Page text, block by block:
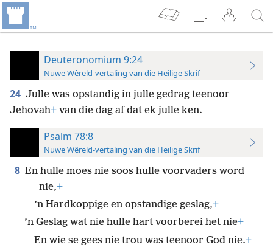
Deuteronomium 9:24
Nuwe Wêreld-vertaling van die Heilige Skrif
24 Julle was opstandig in julle gedrag teenoor
Jehovah+ van die dag af dat ek julle ken.
Psalm 78:8
Nuwe Wêreld-vertaling van die Heilige Skrif
8 En hulle moes nie soos hulle voorvaders word
nie,+
’n Hardkoppige en opstandige geslag,+
’n Geslag wat nie hulle hart voorberei het nie+
En wie se gees nie trou was teenoor God nie.+